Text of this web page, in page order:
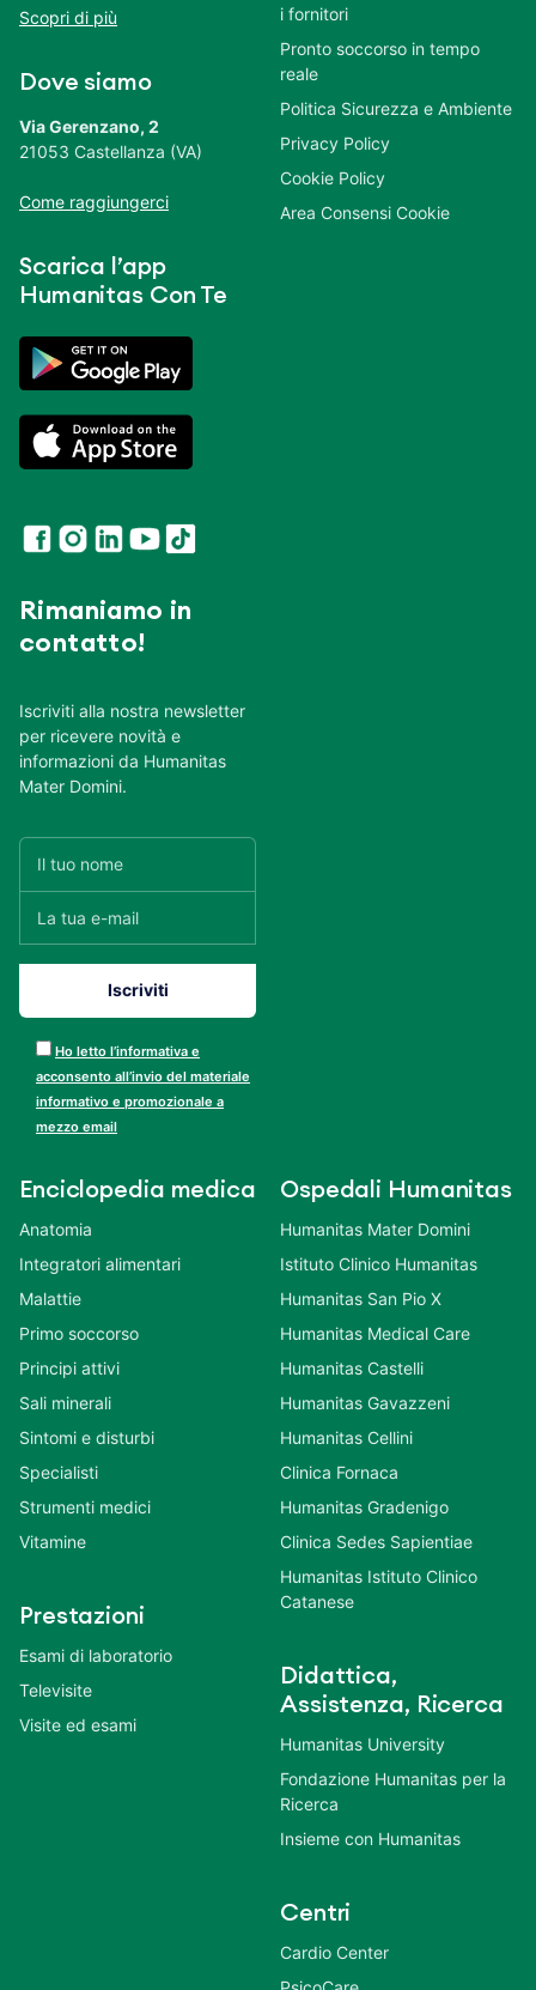
Scopri di più
Dove siamo
Via Gerenzano, 2
21053 Castellanza (VA)
Come raggiungerci
Scarica l’app
Humanitas Con Te
Rimaniamo in
contatto!
Iscriviti alla nostra newsletter
per ricevere novità e
informazioni da Humanitas
Mater Domini.
Ho letto l’informativa e
acconsento all’invio del materiale
informativo e promozionale a
mezzo email
i fornitori
Pronto soccorso in tempo
reale
Politica Sicurezza e Ambiente
Privacy Policy
Cookie Policy
Area Consensi Cookie
Enciclopedia medica
Anatomia
Integratori alimentari
Malattie
Primo soccorso
Principi attivi
Sali minerali
Sintomi e disturbi
Specialisti
Strumenti medici
Vitamine
Prestazioni
Esami di laboratorio
Televisite
Visite ed esami
Ospedali Humanitas
Humanitas Mater Domini
Istituto Clinico Humanitas
Humanitas San Pio X
Humanitas Medical Care
Humanitas Castelli
Humanitas Gavazzeni
Humanitas Cellini
Clinica Fornaca
Humanitas Gradenigo
Clinica Sedes Sapientiae
Humanitas Istituto Clinico
Catanese
Didattica,
Assistenza, Ricerca
Humanitas University
Fondazione Humanitas per la
Ricerca
Insieme con Humanitas
Centri
Cardio Center